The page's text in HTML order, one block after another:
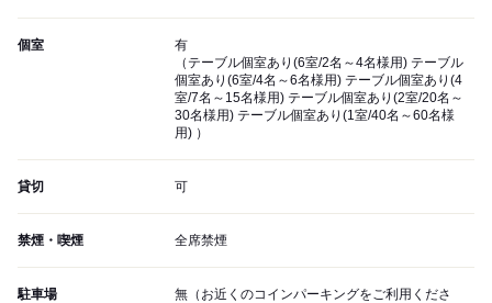
個室
有
（テーブル個室あり(6室/2名～4名様用) テーブル
個室あり(6室/4名～6名様用) テーブル個室あり(4
室/7名～15名様用) テーブル個室あり(2室/20名～
30名様用) テーブル個室あり(1室/40名～60名様
用) ）
貸切 可
禁煙・喫煙 全席禁煙
駐車場
無（お近くのコインパーキングをご利用くださ